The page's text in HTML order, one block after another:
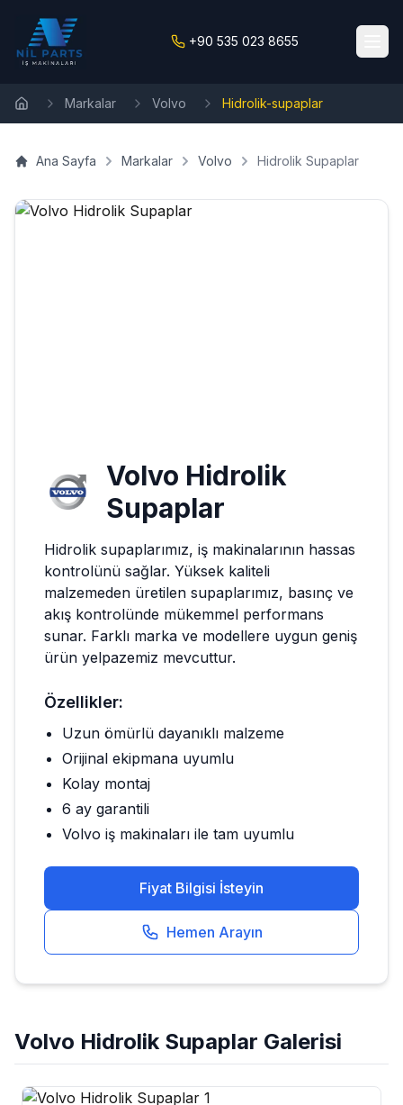
+90 535 023 8655
Markalar Volvo Hidrolik-supaplar
Ana Sayfa Markalar Volvo Hidrolik Supaplar
Volvo Hidrolik
Supaplar
Hidrolik supaplarımız, iş makinalarının hassas
kontrolünü sağlar. Yüksek kaliteli
malzemeden üretilen supaplarımız, basınç ve
akış kontrolünde mükemmel performans
sunar. Farklı marka ve modellere uygun geniş
ürün yelpazemiz mevcuttur.
Özellikler:
Uzun ömürlü dayanıklı malzeme
Orijinal ekipmana uyumlu
Kolay montaj
6 ay garantili
Volvo iş makinaları ile tam uyumlu
Fiyat Bilgisi İsteyin
Hemen Arayın
Volvo Hidrolik Supaplar Galerisi